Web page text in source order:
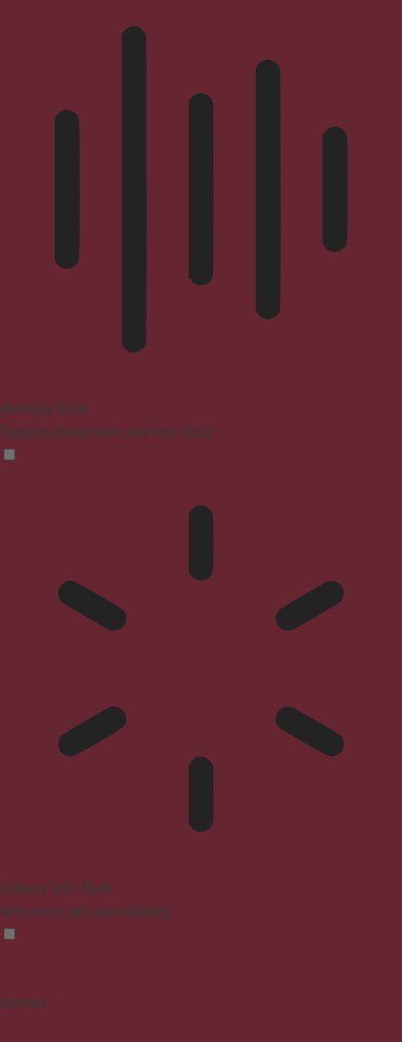
Blindness Mode
Reduces distractions, improves focus
Epilepsy Safe Mode
Dims colors and stops blinking
Content